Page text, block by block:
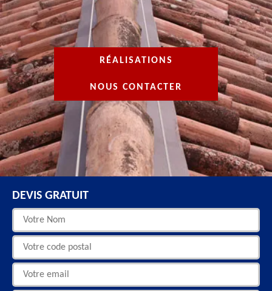
RÉALISATIONS
NOUS CONTACTER
DEVIS GRATUIT